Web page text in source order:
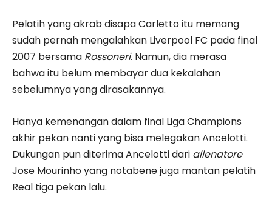
Pelatih yang akrab disapa Carletto itu memang
sudah pernah mengalahkan Liverpool FC pada final
2007 bersama Rossoneri. Namun, dia merasa
bahwa itu belum membayar dua kekalahan
sebelumnya yang dirasakannya.
Hanya kemenangan dalam final Liga Champions
akhir pekan nanti yang bisa melegakan Ancelotti.
Dukungan pun diterima Ancelotti dari allenatore
Jose Mourinho yang notabene juga mantan pelatih
Real tiga pekan lalu.